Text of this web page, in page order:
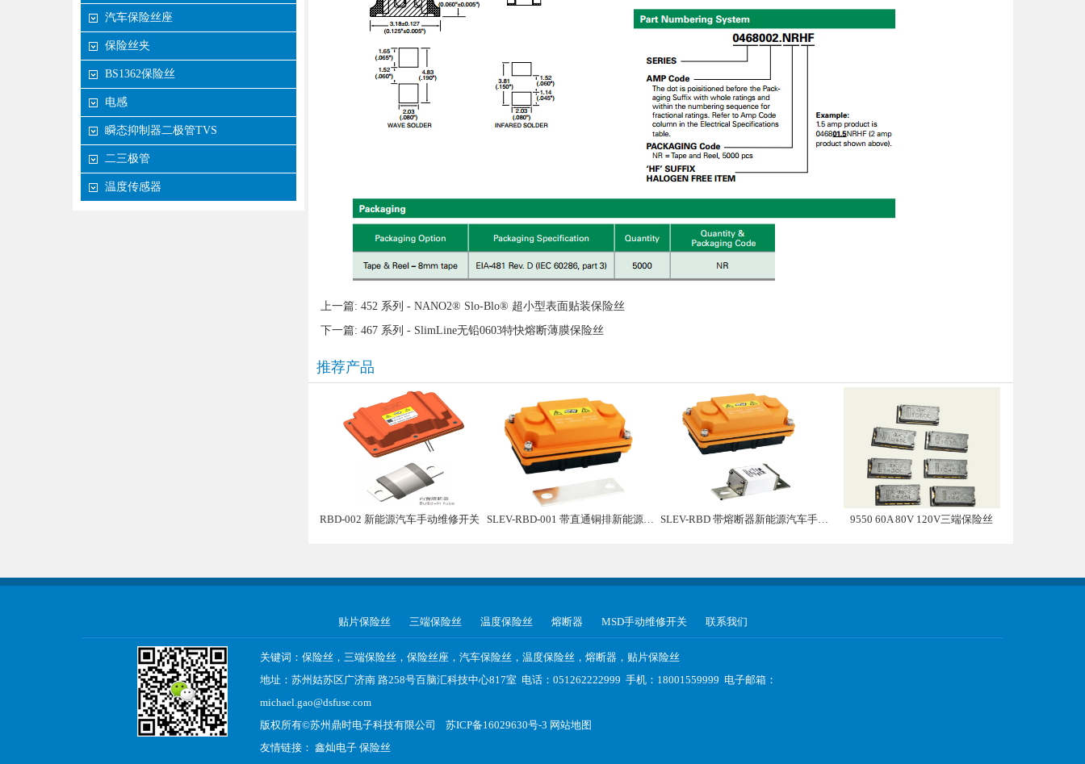
汽车保险丝座
保险丝夹
BS1362保险丝
电感
瞬态抑制器二极管TVS
二三极管
温度传感器
上一篇: 452 系列 - NANO2® Slo-Blo® 超小型表面贴装保险丝
下一篇: 467 系列 - SlimLine无铅0603特快熔断薄膜保险丝
推荐产品
RBD-002 新能源汽车手动维修开关 SLEV-RBD-001 带直通铜排新能源汽车手动维修盒子 SLEV-RBD 带熔断器新能源汽车手动维修盒子 9550 60A 80V 120V三端保险丝
贴片保险丝 三端保险丝 温度保险丝 熔断器 MSD手动维修开关 联系我们
关键词：保险丝，三端保险丝，保险丝座，汽车保险丝，温度保险丝，熔断器，贴片保险丝
地址：苏州姑苏区广济南 路258号百脑汇科技中心817室 电话：051262222999 手机：18001559999 电子邮箱：
michael.gao@dsfuse.com
版权所有©苏州鼎时电子科技有限公司 苏ICP备16029630号-3 网站地图
友情链接： 鑫灿电子 保险丝